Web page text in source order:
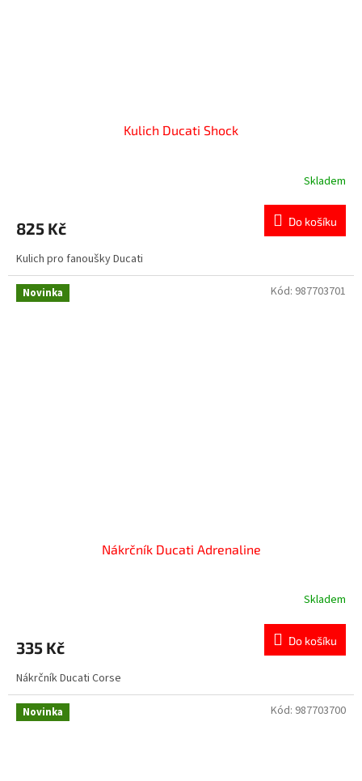
Kulich Ducati Shock
Skladem
825 Kč Do košíku
Kulich pro fanoušky Ducati
Novinka
Nákrčník Ducati Adrenaline
Skladem
335 Kč Do košíku
Nákrčník Ducati Corse
Kód: 987703701
Novinka Kód: 987703700